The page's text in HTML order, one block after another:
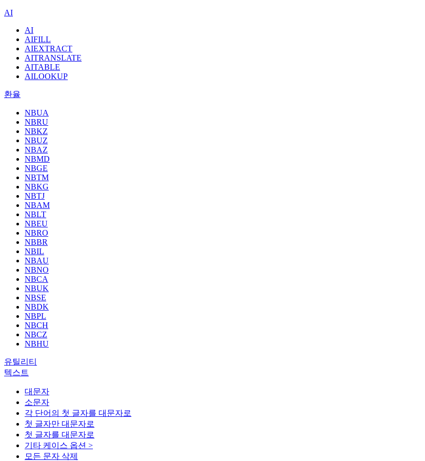
AI
AI
AIFILL
AIEXTRACT
AITRANSLATE
AITABLE
AILOOKUP
환율
NBUA
NBRU
NBKZ
NBUZ
NBAZ
NBMD
NBGE
NBTM
NBKG
NBTJ
NBAM
NBLT
NBEU
NBRO
NBBR
NBIL
NBAU
NBNO
NBCA
NBUK
NBSE
NBDK
NBPL
NBCH
NBCZ
NBHU
유틸리티
텍스트
대문자
소문자
각 단어의 첫 글자를 대문자로
첫 글자만 대문자로
첫 글자를 대문자로
기타 케이스 옵션 >
모든 문자 삭제